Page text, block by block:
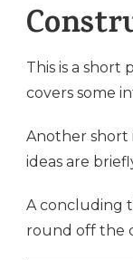
This is a short
covers some
Another short
ideas are
A concluding
round off the